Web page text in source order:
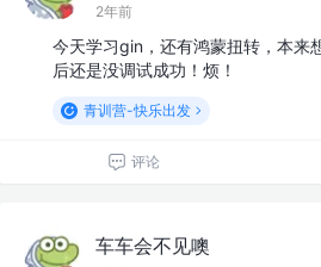
2年前
今天学习gin，还有鸿蒙扭转，本来
后还是没调试成功！烦！
青训营-快乐出发
评论
车车会不见噢